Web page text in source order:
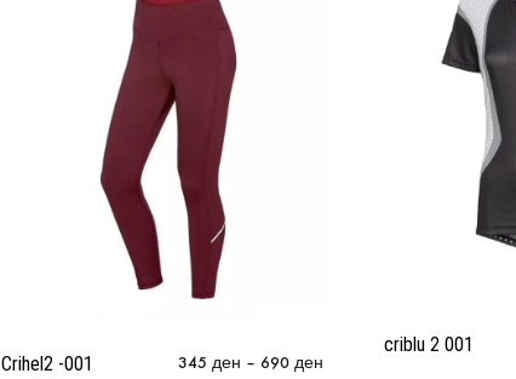
Crihel2 -001 345 ден – 690 ден
criblu 2 001